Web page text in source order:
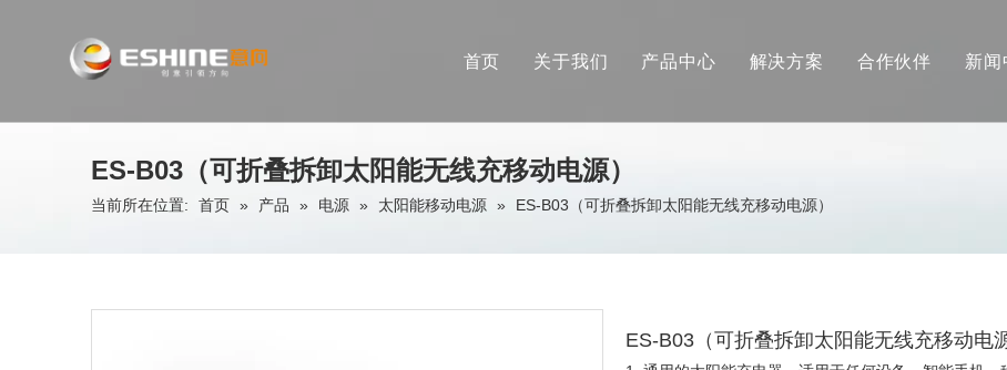
首页 关于我们
研发实力
社会责任
众筹成就
联系我们
产品中心 解决方案 合作伙伴 新闻
ES-B03（可折叠拆卸太阳能无线充移动电源）
当前所在位置: 首页 » 产品 » 电源 » 太阳能移动电源 » ES-B03（可折叠拆卸太阳能无线充移动电源）
ES-B03（可折叠拆卸太阳能无线充移动电